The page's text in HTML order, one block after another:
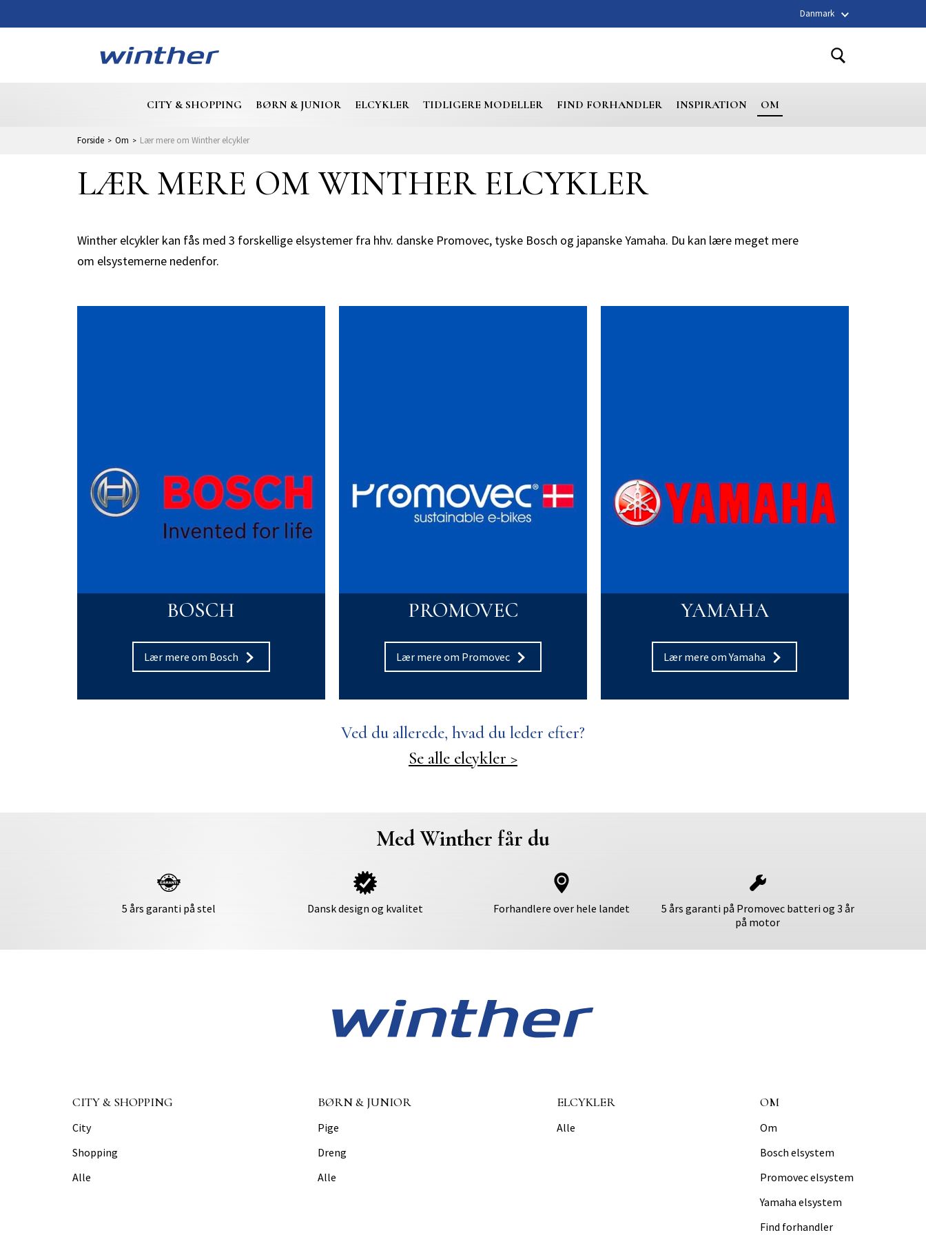
Danmark
CITY & SHOPPING BØRN & JUNIOR ELCYKLER TIDLIGERE MODELLER FIND FORHANDLER INSPIRATION OM
Forside Om Lær mere om Winther elcykler
LÆR MERE OM WINTHER ELCYKLER
Winther elcykler kan fås med 3 forskellige elsystemer fra hhv. danske Promovec, tyske Bosch og japanske Yamaha. Du kan lære meget mere
om elsystemerne nedenfor.
BOSCH
Lær mere om Bosch
PROMOVEC
Lær mere om Promovec
YAMAHA
Lær mere om Yamaha
Ved du allerede, hvad du leder efter?
Se alle elcykler >
Med Winther får du
5 års garanti på stel Dansk design og kvalitet Forhandlere over hele landet
5 års garanti på Promovec batteri og 3 år
på motor
CITY & SHOPPING
City
Shopping
Alle
BØRN & JUNIOR
Pige
Dreng
Alle
ELCYKLER
Alle
OM
Om
Bosch elsystem
Promovec elsystem
Yamaha elsystem
Find forhandler